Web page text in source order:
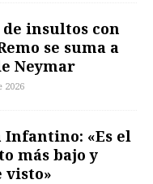
insultos con
se suma a
Neymar
2026
Infantino: «Es el
más bajo y
visto»